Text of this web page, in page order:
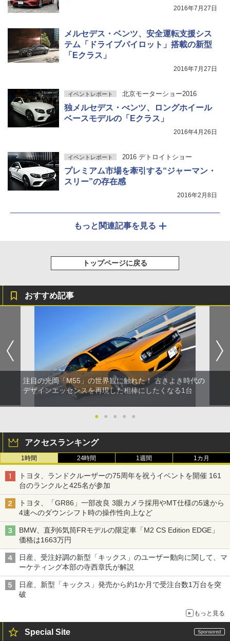
2016年7月27日
メルセデス・ベンツ、安全運転支援シス
テム「ドライブパイロット」搭載の新型
「Eクラス」
2016年7月27日
イベントレポート 北京モーターショー2016
独メルセデス・べンツ、ロングホイール
ベースモデルの「Eクラス」
2016年4月26日
イベントレポート 2016 デトロイトショー
プレミアム市場を牽引する“ジャーマン・
スリー”の存在感
2016年2月8日
もっと関連記事を見る
トップページに戻る
おすすめ記事
注目の光岡「M55」の世界観に触れた！ 古きよき時代の
デザインエッセンスを再現した相棒にしたくなる1台
● ● ● ● ●
アクセスランキング
1時間 24時間 1週間 1カ月
トヨタ、ランドクルーザーの75周年を祝うイベントを開催 161
台のランクルと425名が参加
トヨタ、「GR86」一部改良 3眼カメラ採用やMT仕様の5速から
4速へのダウンシフト時の操作性向上など
BMW、直列6気筒FRモデルの限定車「M2 CS Edition EDGE」
価格は1663万円
日産、受注好調の新型「キックス」のユーザー動向に関して、マ
ーケティング本部の寺西章氏が解説
日産、新型「キックス」発売から約1か月で受注台数1万台を突
破
もっと見る
Special Site